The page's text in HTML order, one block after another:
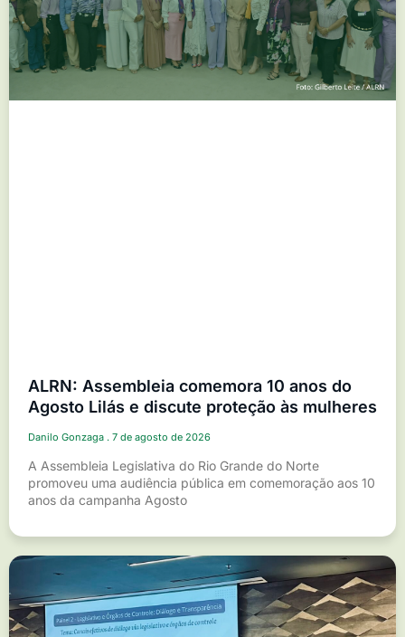
ALRN: Assembleia comemora 10 anos do
Agosto Lilás e discute proteção às mulheres
Danilo Gonzaga 7 de agosto de 2026
A Assembleia Legislativa do Rio Grande do Norte
promoveu uma audiência pública em comemoração aos 10
anos da campanha Agosto